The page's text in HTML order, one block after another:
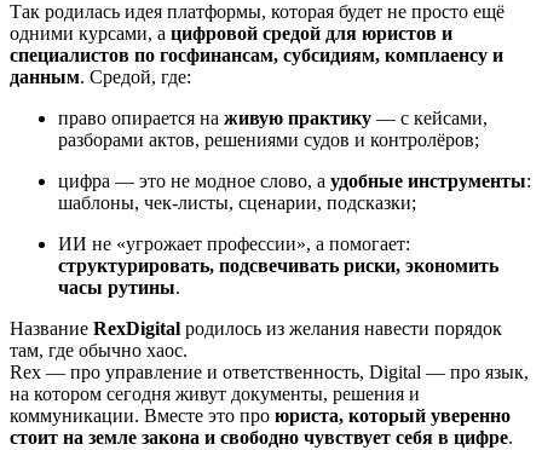
Так родилась идея платформы, которая будет не просто ещё
одними курсами, а цифровой средой для юристов и
специалистов по госфинансам, субсидиям, комплаенсу и
данным. Средой, где:
право опирается на живую практику — с кейсами,
разборами актов, решениями судов и контролёров;
цифра — это не модное слово, а удобные инструменты:
шаблоны, чек-листы, сценарии, подсказки;
ИИ не «угрожает профессии», а помогает:
структурировать, подсвечивать риски, экономить
часы рутины.
Название RexDigital родилось из желания навести порядок
там, где обычно хаос.
Rex — про управление и ответственность, Digital — про язык,
на котором сегодня живут документы, решения и
коммуникации. Вместе это про юриста, который уверенно
стоит на земле закона и свободно чувствует себя в цифре.